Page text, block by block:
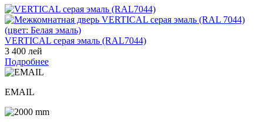
VERTICAL серая эмаль (RAL7044)
3 400 лей
Подробнее
EMAIL